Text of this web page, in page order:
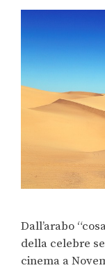
Dall’arabo
della celebre
cinema a